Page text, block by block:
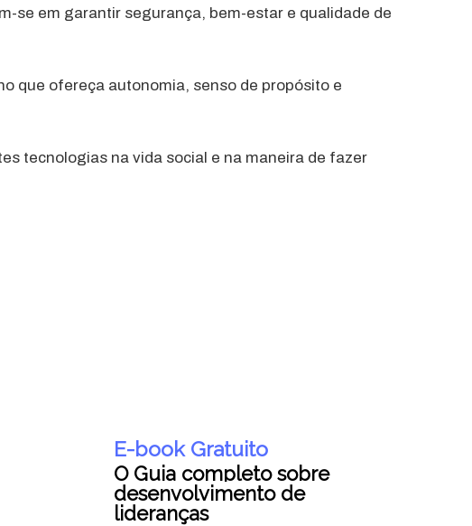
se em garantir segurança, bem-estar e qualidade de
que ofereça autonomia, senso de propósito e
tecnologias na vida social e na maneira de fazer
E-book Gratuito
O Guia completo sobre
desenvolvimento de
lideranças